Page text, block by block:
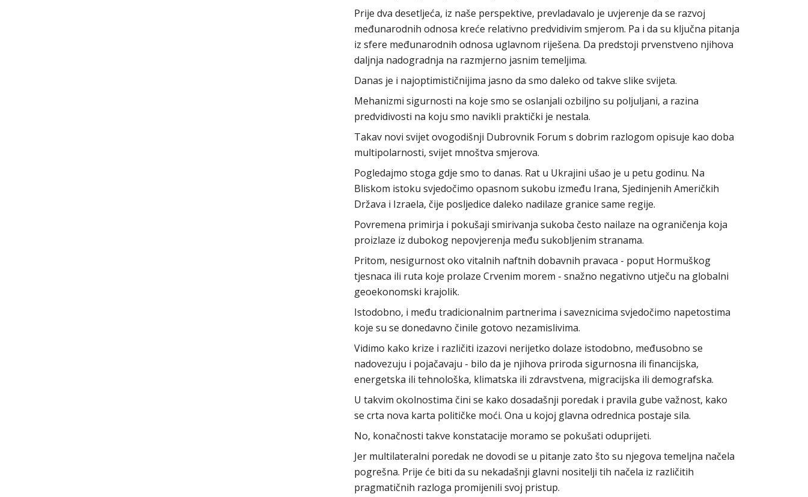
Prije dva desetljeća, iz naše perspektive, prevladavalo je uvjerenje da se razvoj
međunarodnih odnosa kreće relativno predvidivim smjerom. Pa i da su ključna pitanja
iz sfere međunarodnih odnosa uglavnom riješena. Da predstoji prvenstveno njihova
daljnja nadogradnja na razmjerno jasnim temeljima.
Danas je i najoptimističnijima jasno da smo daleko od takve slike svijeta.
Mehanizmi sigurnosti na koje smo se oslanjali ozbiljno su poljuljani, a razina
predvidivosti na koju smo navikli praktički je nestala.
Takav novi svijet ovogodišnji Dubrovnik Forum s dobrim razlogom opisuje kao doba
multipolarnosti, svijet mnoštva smjerova.
Pogledajmo stoga gdje smo to danas. Rat u Ukrajini ušao je u petu godinu. Na
Bliskom istoku svjedočimo opasnom sukobu između Irana, Sjedinjenih Američkih
Država i Izraela, čije posljedice daleko nadilaze granice same regije.
Povremena primirja i pokušaji smirivanja sukoba često nailaze na ograničenja koja
proizlaze iz dubokog nepovjerenja među sukobljenim stranama.
Pritom, nesigurnost oko vitalnih naftnih dobavnih pravaca - poput Hormuškog
tjesnaca ili ruta koje prolaze Crvenim morem - snažno negativno utječu na globalni
geoekonomski krajolik.
Istodobno, i među tradicionalnim partnerima i saveznicima svjedočimo napetostima
koje su se donedavno činile gotovo nezamislivima.
Vidimo kako krize i različiti izazovi nerijetko dolaze istodobno, međusobno se
nadovezuju i pojačavaju - bilo da je njihova priroda sigurnosna ili financijska,
energetska ili tehnološka, klimatska ili zdravstvena, migracijska ili demografska.
U takvim okolnostima čini se kako dosadašnji poredak i pravila gube važnost, kako
se crta nova karta političke moći. Ona u kojoj glavna odrednica postaje sila.
No, konačnosti takve konstatacije moramo se pokušati oduprijeti.
Jer multilateralni poredak ne dovodi se u pitanje zato što su njegova temeljna načela
pogrešna. Prije će biti da su nekadašnji glavni nositelji tih načela iz različitih
pragmatičnih razloga promijenili svoj pristup.